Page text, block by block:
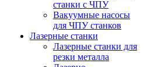
станки с ЧПУ
Вакуумные насосы
для ЧПУ станков
Лазерные станки
Лазерные станки для
резки металла